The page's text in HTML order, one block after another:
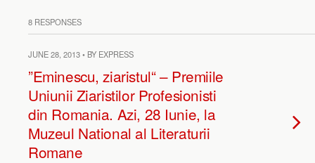
8 RESPONSES
JUNE 28, 2013 • BY EXPRESS
”Eminescu, ziaristul“ – Premiile
Uniunii Ziaristilor Profesionisti
din Romania. Azi, 28 Iunie, la
Muzeul National al Literaturii
Romane